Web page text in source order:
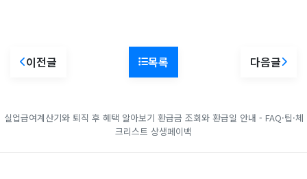
이전글 목록 다음글
실업급여계산기와 퇴직 후 혜택 알아보기 환급금 조회와 환급일 안내 - FAQ·팁·체
크리스트 상생페이백